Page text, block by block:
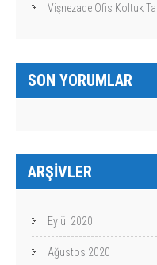
Vişnezade Ofis Koltuk
SON YORUMLAR
ARŞIVLER
Eylül 2020
Ağustos 2020